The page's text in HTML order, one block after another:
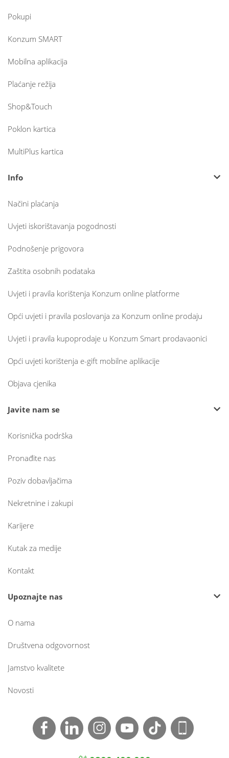
Pokupi
Konzum SMART
Mobilna aplikacija
Plaćanje režija
Shop&Touch
Poklon kartica
MultiPlus kartica
Info
Načini plaćanja
Uvjeti iskorištavanja pogodnosti
Podnošenje prigovora
Zaštita osobnih podataka
Uvjeti i pravila korištenja Konzum online platforme
Opći uvjeti i pravila poslovanja za Konzum online prodaju
Uvjeti i pravila kupoprodaje u Konzum Smart prodavaonici
Opći uvjeti korištenja e-gift mobilne aplikacije
Objava cjenika
Javite nam se
Korisnička podrška
Pronađite nas
Poziv dobavljačima
Nekretnine i zakupi
Karijere
Kutak za medije
Kontakt
Upoznajte nas
O nama
Društvena odgovornost
Jamstvo kvalitete
Novosti